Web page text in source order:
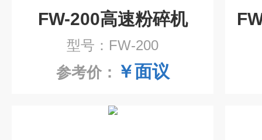
FW-200高速粉碎机
型号：FW-200
参考价： ￥面议